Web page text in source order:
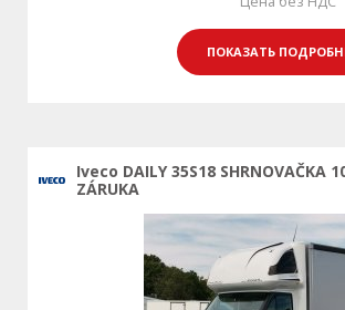
ПОКАЗАТЬ
Iveco DAILY 35S18 SHRNOVAČKA
ZÁRUKA